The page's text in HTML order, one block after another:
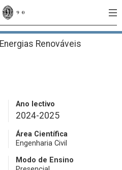
Energias Renováveis
Ano lectivo
2024-2025
Área Científica
Engenharia Civil
Modo de Ensino